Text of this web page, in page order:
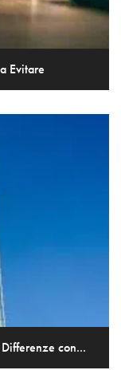
Evitare
con...